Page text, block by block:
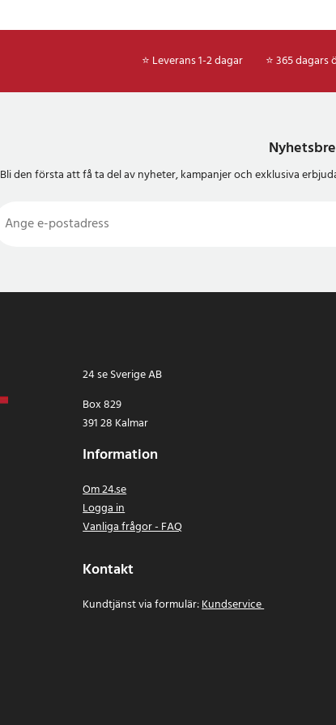
⭐ Leverans 1-2 dagar ⭐ 365
Bli den första att få ta del av nyheter, kampanjer och exklusiva
24 se Sverige AB
Box 829
391 28 Kalmar
Information
Om 24.se
Logga in
Vanliga frågor - FAQ
Kontakt
Kundtjänst via formulär:Kundservice